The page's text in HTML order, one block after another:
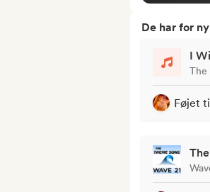
De har for
I
The
Føjet